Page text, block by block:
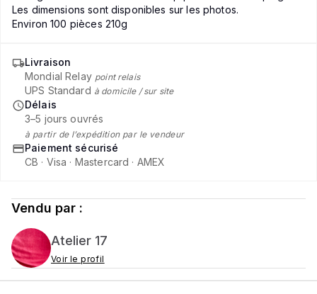
Les dimensions sont disponibles sur les photos.
Environ 100 pièces 210g
Livraison
Mondial Relay point relais
UPS Standard à domicile / sur site
Délais
3–5 jours ouvrés
à partir de l’expédition par le vendeur
Paiement sécurisé
CB · Visa · Mastercard · AMEX
Vendu par :
Atelier 17
Voir le profil